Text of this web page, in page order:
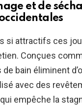
et de
si attractifs ces
Conçues
bain éliminent
avec des
empêche la